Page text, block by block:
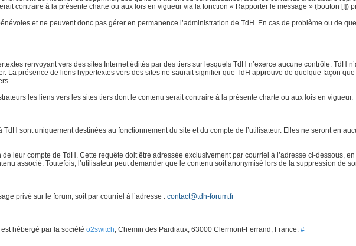
contraire à la présente charte ou aux lois en vigueur via la fonction « Rapporter le message » (bouton [!])
et ne peuvent donc pas gérer en permanence l’administration de TdH. En cas de problème ou de
renvoyant vers des sites Internet édités par des tiers sur lesquels TdH n’exerce aucune contrôle. TdH
La présence de liens hypertextes vers des sites ne saurait signifier que TdH approuve de quelque façon
les liens vers les sites tiers dont le contenu serait contraire à la présente charte ou aux lois en vigueur.
sont uniquement destinées au fonctionnement du site et du compte de l’utilisateur. Elles ne seront en
leur compte de TdH. Cette requête doit être adressée exclusivement par courriel à l’adresse ci-dessous,
associé. Toutefois, l’utilisateur peut demander que le contenu soit anonymisé lors de la suppression de
privé sur le forum, soit par courriel à l’adresse : contact@tdh-forum.fr
est hébergé par la société o2switch, Chemin des Pardiaux, 63000 Clermont-Ferrand, France. #